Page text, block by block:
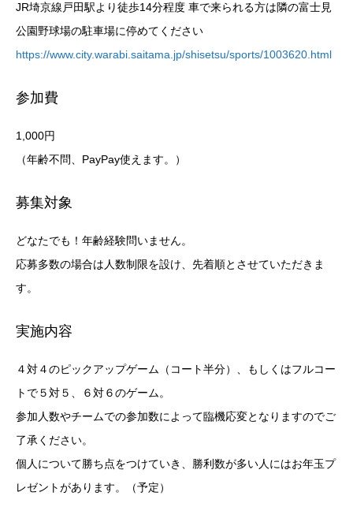
JR埼京線戸田駅より徒歩14分程度 車で来られる方は隣の富士見
公園野球場の駐車場に停めてください
https://www.city.warabi.saitama.jp/shisetsu/sports/1003620.html
参加費
1,000円
（年齢不問、PayPay使えます。）
募集対象
どなたでも！年齢経験問いません。
応募多数の場合は人数制限を設け、先着順とさせていただきま
す。
実施内容
４対４のピックアップゲーム（コート半分）、もしくはフルコー
トで５対５、６対６のゲーム。
参加人数やチームでの参加数によって臨機応変となりますのでご
了承ください。
個人について勝ち点をつけていき、勝利数が多い人にはお年玉プ
レゼントがあります。（予定）